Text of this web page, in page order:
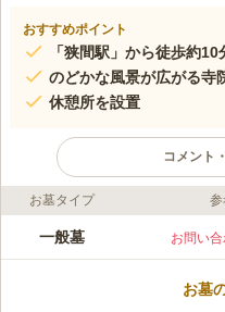
おすすめポイント
「狭間駅」から徒歩約10
のどかな風景が広がる寺
休憩所を設置
コメント
ライフドット編集部のコメント
見龍廟、御門入口の石
る木々に囲まれていま
お墓タイプ 参
一般墓 お問い
お墓